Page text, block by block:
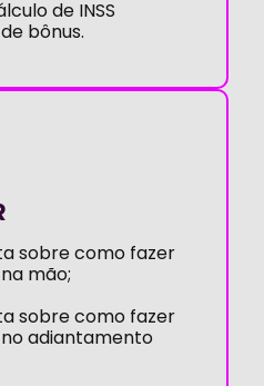
de INSS
bônus.
sobre como fazer
mão;
sobre como fazer
adiantamento